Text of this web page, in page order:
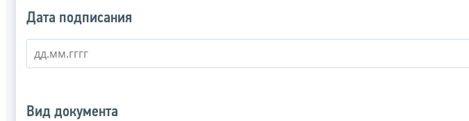
Дата подписания
Вид документа